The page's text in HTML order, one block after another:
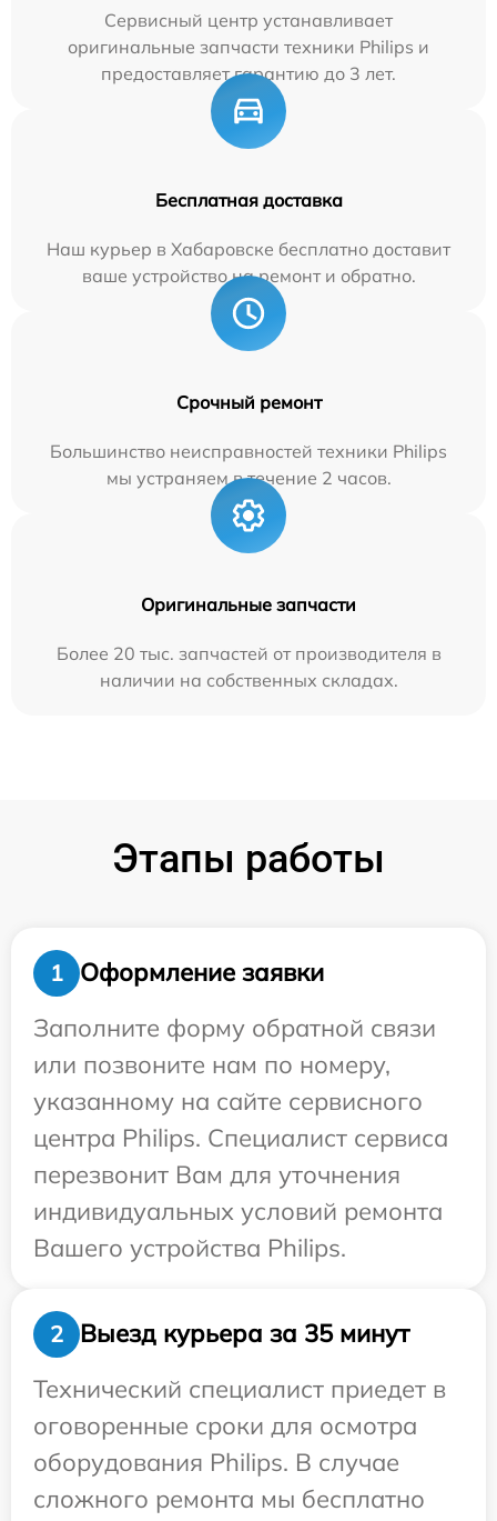
Сервисный центр устанавливает
оригинальные запчасти техники Philips и
предоставляет гарантию до 3 лет.
Бесплатная доставка
Наш курьер в Хабаровске бесплатно доставит
ваше устройство на ремонт и обратно.
Срочный ремонт
Большинство неисправностей техники Philips
мы устраняем в течение 2 часов.
Оригинальные запчасти
Более 20 тыс. запчастей от производителя в
наличии на собственных складах.
Этапы работы
1
Оформление заявки
Заполните форму обратной связи
или позвоните нам по номеру,
указанному на сайте сервисного
центра Philips. Специалист сервиса
перезвонит Вам для уточнения
индивидуальных условий ремонта
Вашего устройства Philips.
2
Выезд курьера за 35 минут
Технический специалист приедет в
оговоренные сроки для осмотра
оборудования Philips. В случае
сложного ремонта мы бесплатно